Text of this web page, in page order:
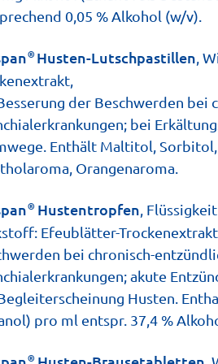
– dabei
die
Tipps
kleinen und
es zum Lachen,
0,05 % Alkohol (w/v).
® Husten-Lutschpastillen ,
der Beschwerden bei
bei
Enthält Maltitol,
Orangenaroma.
® Hustentropfen ,
Efeublätter-
bei chronisch-
akute
Husten.
pro ml entspr. 37,4 %
®